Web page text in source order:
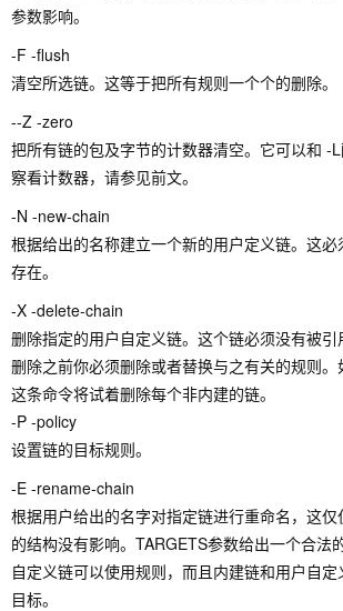
参数影响。
-F -flush
清空所选链。这等于把所有规则一个个的删除。
--Z -zero
把所有链的包及字节的计数器清空。它可以和 -
察看计数器，请参见前文。
-N -new-chain
根据给出的名称建立一个新的用户定义链。这
存在。
-X -delete-chain
删除指定的用户自定义链。这个链必须没有被
删除之前你必须删除或者替换与之有关的规则。
这条命令将试着删除每个非内建的链。
-P -policy
设置链的目标规则。
-E -rename-chain
根据用户给出的名字对指定链进行重命名，这
的结构没有影响。TARGETS参数给出一个合法
自定义链可以使用规则，而且内建链和用户自
目标。